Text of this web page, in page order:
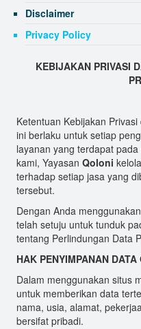
Disclaimer
Privacy Policy
KEBIJAKAN PRIVASI
Ketentuan Kebijakan
ini berlaku untuk setiap
layanan yang terdapat pada
kami, Yayasan Qoloni
terhadap setiap jasa yang
tersebut.
Dengan Anda
telah setuju untuk tunduk
tentang Perlindungan Data
HAK PENYIMPANAN
Dalam menggunakan situs
untuk memberikan data
nama, usia, alamat,
bersifat pribadi.